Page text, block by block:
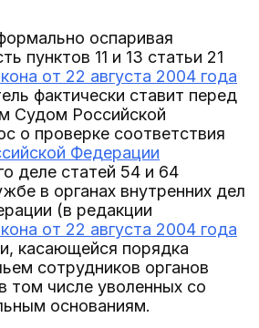
оспаривая
пунктов 11 и 13 статьи 21
от 22 августа 2004 года
фактически ставит перед
Судом Российской
о проверке соответствия
Федерации
деле статей 54 и 64
в органах внутренних дел
(в редакции
от 22 августа 2004 года
касающейся порядка
сотрудников органов
том числе уволенных со
основаниям.